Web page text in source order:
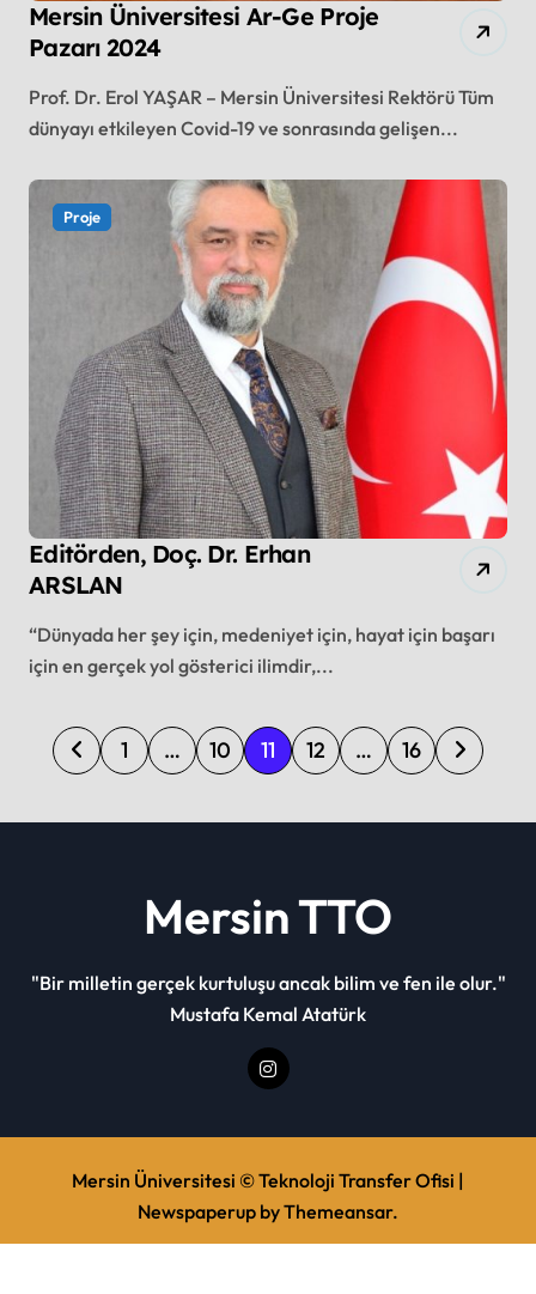
Mersin Üniversitesi Ar-Ge Proje
Pazarı 2024
Prof. Dr. Erol YAŞAR – Mersin Üniversitesi Rektörü Tüm
dünyayı etkileyen Covid-19 ve sonrasında gelişen...
Proje
Editörden, Doç. Dr. Erhan
ARSLAN
“Dünyada her şey için, medeniyet için, hayat için başarı
için en gerçek yol gösterici ilimdir,...
P
o
s
a
a
1 … 10 11 12 … 16
Mersin TTO
"Bir milletin gerçek kurtuluşu ancak bilim ve fen ile olur."
Mustafa Kemal Atatürk
Mersin Üniversitesi © Teknoloji Transfer Ofisi |
Newspaperup byThemeansar.